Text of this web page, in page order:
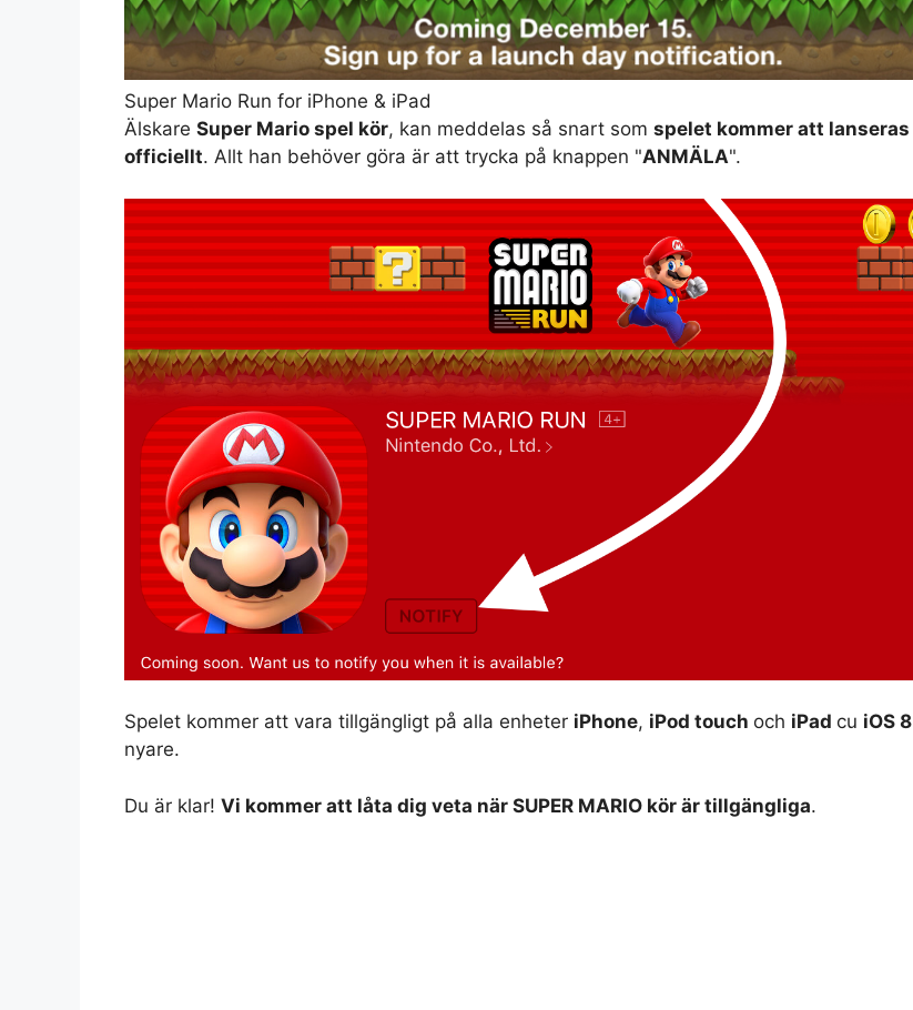
Super Mario Run for iPhone & iPad
Älskare Super Mario spel kör, kan meddelas så snart som spelet kommer att lanseras
officiellt. Allt han behöver göra är att trycka på knappen "ANMÄLA".
Spelet kommer att vara tillgängligt på alla enheter iPhone, iPod touch och iPad cu iOS 8
nyare.
Du är klar! Vi kommer att låta dig veta när SUPER MARIO kör är tillgängliga.